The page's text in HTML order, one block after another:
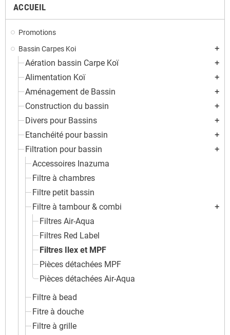
ACCUEIL
Promotions
Bassin Carpes Koi
add
Aération bassin Carpe Koï add
Alimentation Koï add
Aménagement de Bassin add
Construction du bassin add
Divers pour Bassins add
Etanchéité pour bassin add
Filtration pour bassin add
Accessoires Inazuma
Filtre à chambres
Filtre petit bassin
Filtre à tambour & combi
add
Filtres Air-Aqua
Filtres Red Label
Filtres Ilex et MPF
Pièces détachées MPF
Pièces détachées Air-Aqua
Filtre à bead
Fitre à douche
Filtre à grille